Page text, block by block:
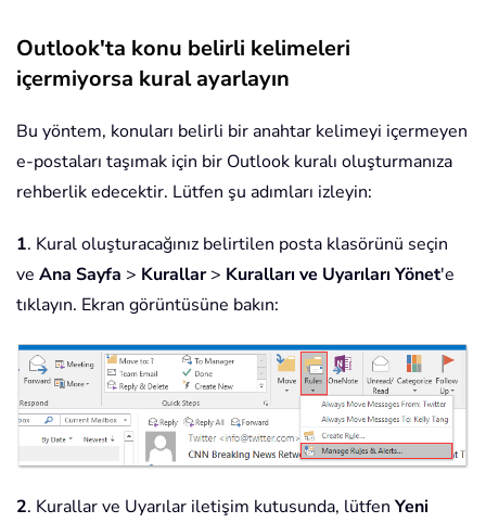
Outlook'ta konu belirli kelimeleri
içermiyorsa kural ayarlayın
Bu yöntem, konuları belirli bir anahtar kelimeyi içermeyen
e-postaları taşımak için bir Outlook kuralı oluşturmanıza
rehberlik edecektir. Lütfen şu adımları izleyin:
1. Kural oluşturacağınız belirtilen posta klasörünü seçin
ve Ana Sayfa > Kurallar> Kuralları ve Uyarıları Yönet'e
tıklayın. Ekran görüntüsüne bakın:
2. Kurallar ve Uyarılar iletişim kutusunda, lütfen Yeni